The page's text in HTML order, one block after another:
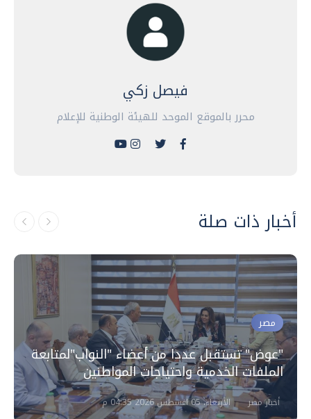
فيصل زكي
محرر بالموقع الموحد للهيئة الوطنية للإعلام
أخبار ذات صلة
مصر
"عوض" تستقبل عددا من أعضاء "النواب"لمتابعة
الملفات الخدمية واحتياجات المواطنين
أخبار مصر الأربعاء، 05 اغسطس 2026 04:35 م